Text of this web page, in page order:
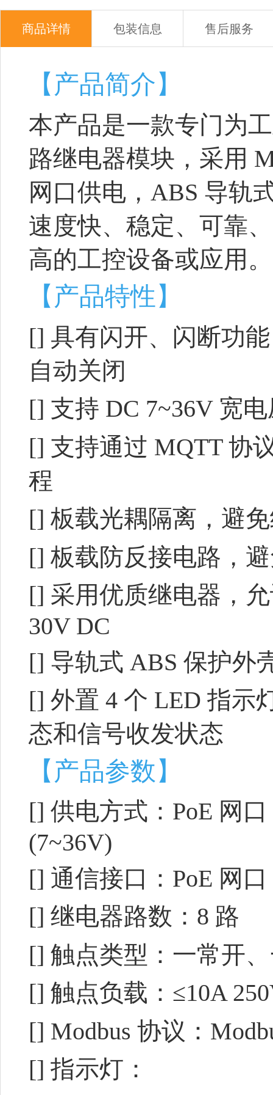
商品详情 包装信息 售后服务
【产品简介】
本产品是一款专门为
路继电器模块，采用
网口供电，ABS 导轨
速度快、稳定、可靠
高的工控设备或应用。
【产品特性】
[] 具有闪开、闪断功
自动关闭
[] 支持 DC 7~36V 宽
[] 支持通过 MQTT 协
程
[] 板载光耦隔离，避
[] 板载防反接电路，
[] 采用优质继电器，
30V DC
[] 导轨式 ABS 保护外
[] 外置 4 个 LED 指示
态和信号收发状态
【产品参数】
[] 供电方式：PoE 网
(7~36V)
[] 通信接口：PoE 网
[] 继电器路数：8 路
[] 触点类型：一常开
[] 触点负载：≤10A
[] Modbus 协议：
[] 指示灯：